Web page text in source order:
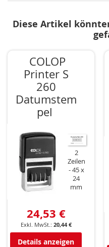
Diese Artikel
COLOP
Printer S
260
Datumstem
pel
2
Zeilen
45 x
24
mm
24,53 €
20,44 €
Details anzeigen